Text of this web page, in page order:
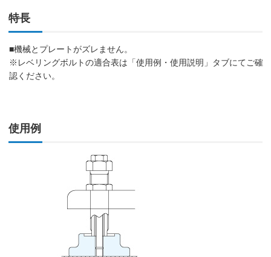
特長
■機械とプレートがズレません。
※レベリングボルトの適合表は「使用例・使用説明」タブにてご確
認ください。
使用例